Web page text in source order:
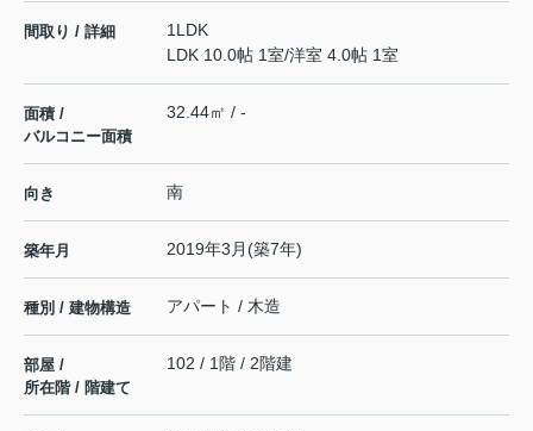
間取り / 詳細
1LDK
LDK 10.0帖 1室/洋室 4.0帖 1室
面積 /
バルコニー面積
32.44㎡ / -
向き 南
築年月 2019年3月(築7年)
種別 / 建物構造 アパート / 木造
部屋 /
所在階 / 階建て
102 / 1階 / 2階建